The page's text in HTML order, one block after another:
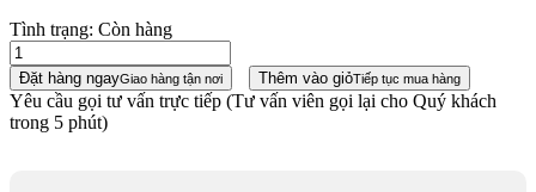
Tình trạng: Còn hàng
Đặt hàng ngayGiao hàng tận nơi Thêm vào giỏTiếp tục mua hàng
Yêu cầu gọi tư vấn trực tiếp (Tư vấn viên gọi lại cho Quý khách
trong 5 phút)